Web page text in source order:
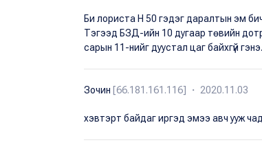
Би лориста Н 50 гэдэг даралтын эм
Тэгээд БЗД-ийн 10 дугаар төвийн
сарын 11-нийг дуустал цаг байхгүй
Зочин [66.181.161.116] ・ 2020.11.03
хэвтэрт байдаг иргэд эмээ авч ууж